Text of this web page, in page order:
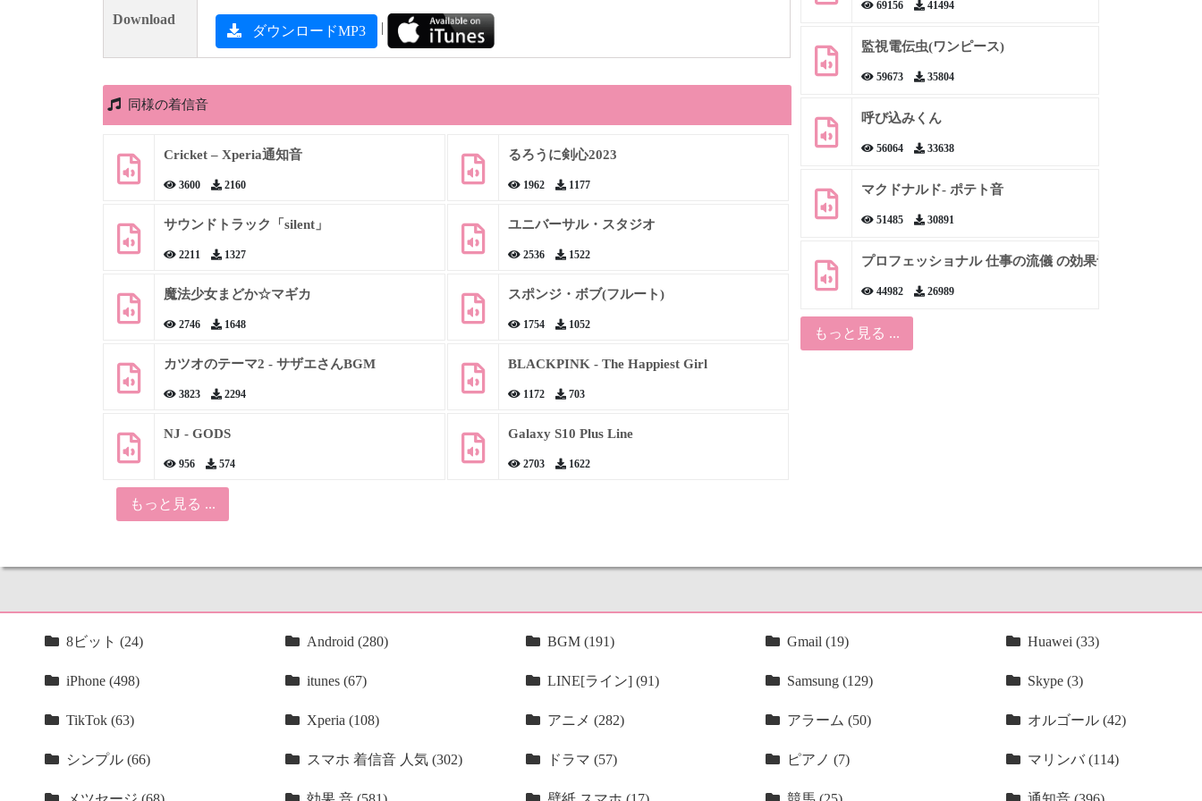
Download
ダウンロードMP3 |
同様の着信音
Cricket – Xperia通知音
3600 2160
るろうに剣心2023
1962 1177
サウンドトラック「silent」
2211 1327
ユニバーサル・スタジオ
2536 1522
魔法少女まどか☆マギカ
2746 1648
スポンジ・ボブ(フルート)
1754 1052
カツオのテーマ2 - サザエさんBGM
3823 2294
BLACKPINK - The Happiest Girl
1172 703
NJ - GODS
956 574
Galaxy S10 Plus Line
2703 1622
もっと見る ...
69156 41494
監視電伝虫(ワンピース)
59673 35804
呼び込みくん
56064 33638
マクドナルド- ポテト音
51485 30891
プロフェッショナル 仕事の流儀 の効果音
44982 26989
もっと見る ...
8ビット (24) Android (280) BGM (191) Gmail (19) Huawei (33)
iPhone (498) itunes (67) LINE[ライン] (91) Samsung (129) Skype (3)
TikTok (63) Xperia (108) アニメ (282) アラーム (50) オルゴール (42)
シンプル (66) スマホ 着信音 人気 (302) ドラマ (57) ピアノ (7) マリンバ (114)